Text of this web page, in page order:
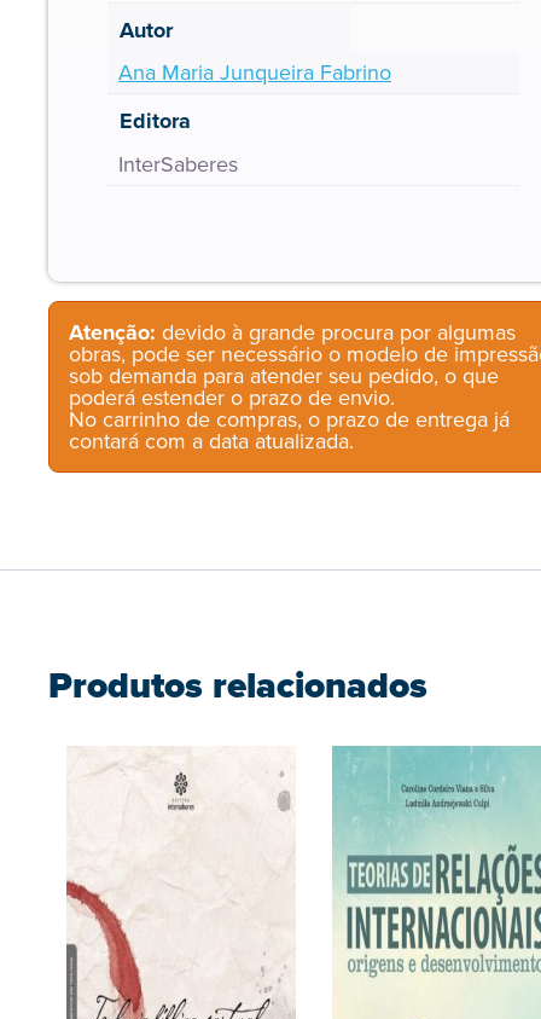
Autor
Ana Maria Junqueira Fabrino
Editora
InterSaberes
Atenção: devido à grande procura por algumas
obras, pode ser necessário o modelo de
sob demanda para atender seu pedido, o que
poderá estender o prazo de envio.
No carrinho de compras, o prazo de entrega já
contará com a data atualizada.
Produtos relacionados